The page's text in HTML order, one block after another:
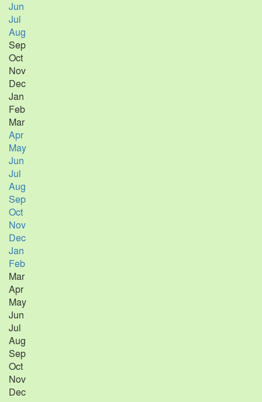
Jun
Jul
Aug
Sep
Oct
Nov
Dec
Jan
Feb
Mar
Apr
May
Jun
Jul
Aug
Sep
Oct
Nov
Dec
Jan
Feb
Mar
Apr
May
Jun
Jul
Aug
Sep
Oct
Nov
Dec